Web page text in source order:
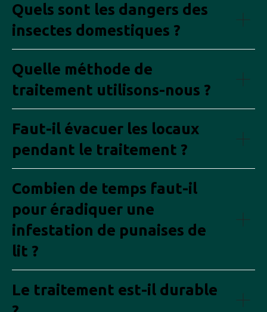
Quels sont les dangers des
insectes domestiques ?
Quelle méthode de
traitement utilisons-nous ?
Faut-il évacuer les locaux
pendant le traitement ?
Combien de temps faut-il
pour éradiquer une
infestation de punaises de
lit ?
Le traitement est-il durable